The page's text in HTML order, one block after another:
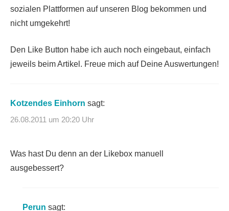
sozialen Plattformen auf unseren Blog bekommen und
nicht umgekehrt!
Den Like Button habe ich auch noch eingebaut, einfach
jeweils beim Artikel. Freue mich auf Deine Auswertungen!
Kotzendes Einhorn sagt:
26.08.2011 um 20:20 Uhr
Was hast Du denn an der Likebox manuell
ausgebessert?
Perun sagt: